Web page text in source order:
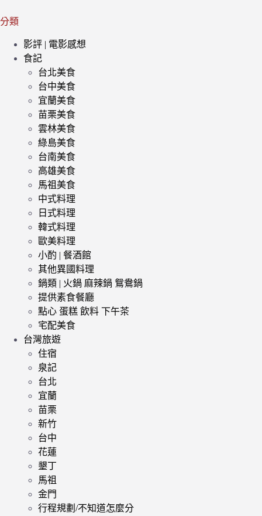
分類
影評 | 電影感想
食記
台北美食
台中美食
宜蘭美食
苗栗美食
雲林美食
綠島美食
台南美食
高雄美食
馬祖美食
中式料理
日式料理
韓式料理
歐美料理
小酌 | 餐酒館
其他異國料理
鍋類 | 火鍋 麻辣鍋 鴛鴦鍋
提供素食餐廳
點心 蛋糕 飲料 下午茶
宅配美食
台灣旅遊
住宿
泉記
台北
宜蘭
苗栗
新竹
台中
花蓮
墾丁
馬祖
金門
行程規劃/不知道怎麼分